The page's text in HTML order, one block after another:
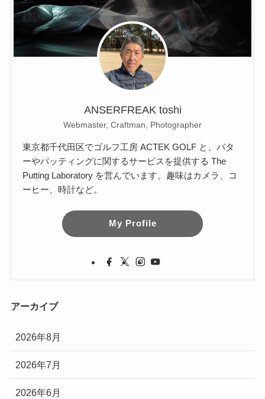
ANSERFREAK toshi
Webmaster, Craftman, Photographer
東京都千代田区でゴルフ工房 ACTEK GOLF と、パタ
ーやパッティングに関するサービスを提供する The
Putting Laboratory を営んでいます。趣味はカメラ、コ
ーヒー、時計など。
My Profile
アーカイブ
2026年8月
2026年7月
2026年6月